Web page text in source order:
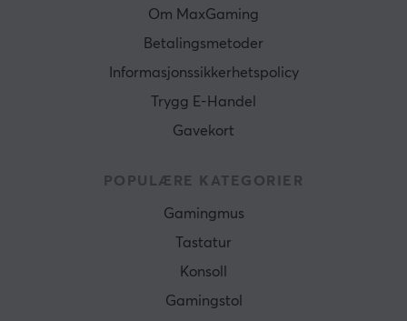
Om MaxGaming
Betalingsmetoder
Informasjonssikkerhetspolicy
Trygg E-Handel
Gavekort
POPULÆRE KATEGORIER
Gamingmus
Tastatur
Konsoll
Gamingstol